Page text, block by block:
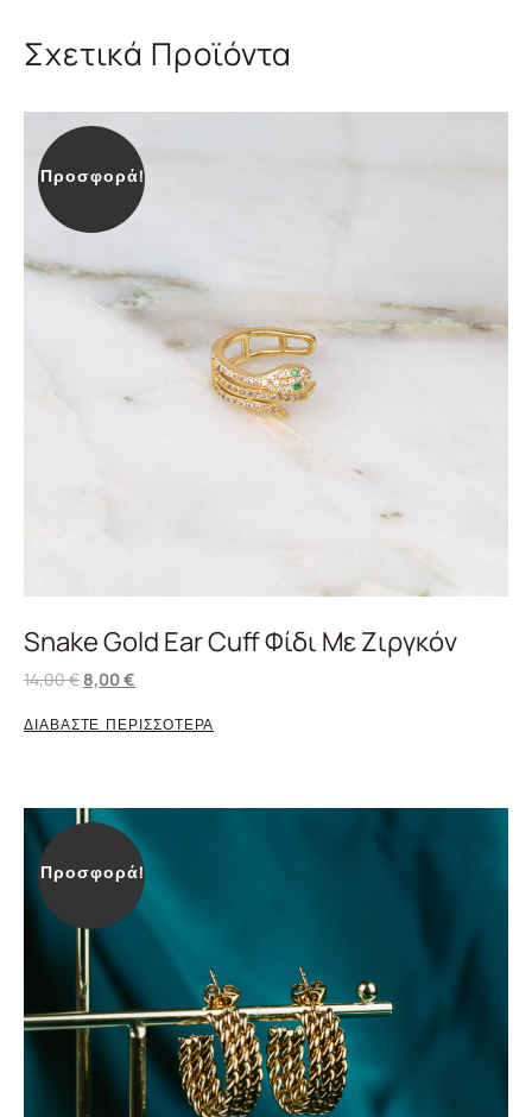
Σχετικά Προϊόντα
Προσφορά!
Snake Gold Ear Cuff Φίδι Με Ζιργκόν
14,00€ 8,00€
ΔΙΑΒΑΣΤΕ ΠΕΡΙΣΣΟΤΕΡΑ
Προσφορά!